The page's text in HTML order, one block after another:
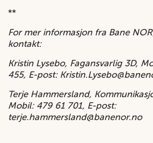
**
For mer informasjon fra Bane
kontakt:
Kristin Lysebo, Fagansvarlig 3D,
455, E-post:
Terje Hammersland,
Mobil: 479 61 701, E-post:
terje.hammersland@banenor.no